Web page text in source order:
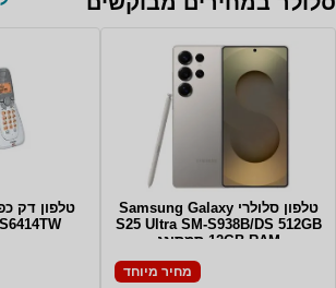
טלפון סלולרי Samsung Galaxy
S25 Ultra SM-S938B/DS 512GB
12GB RAM סמסונג
מחיר מיוחד
טלפון דק